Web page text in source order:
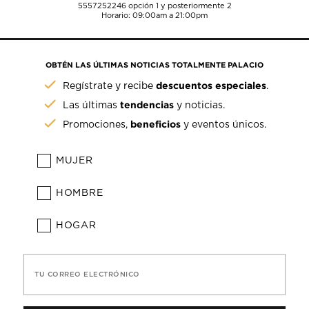
5557252246opción 1 y posteriormente 2
Horario: 09:00am a 21:00pm
OBTÉN LAS ÚLTIMAS NOTICIAS TOTALMENTE PALACIO
Regístrate y recibedescuentos especiales.
Las últimastendencias y noticias.
Promociones, beneficios y eventos únicos.
MUJER
HOMBRE
HOGAR
TU CORREO ELECTRÓNICO